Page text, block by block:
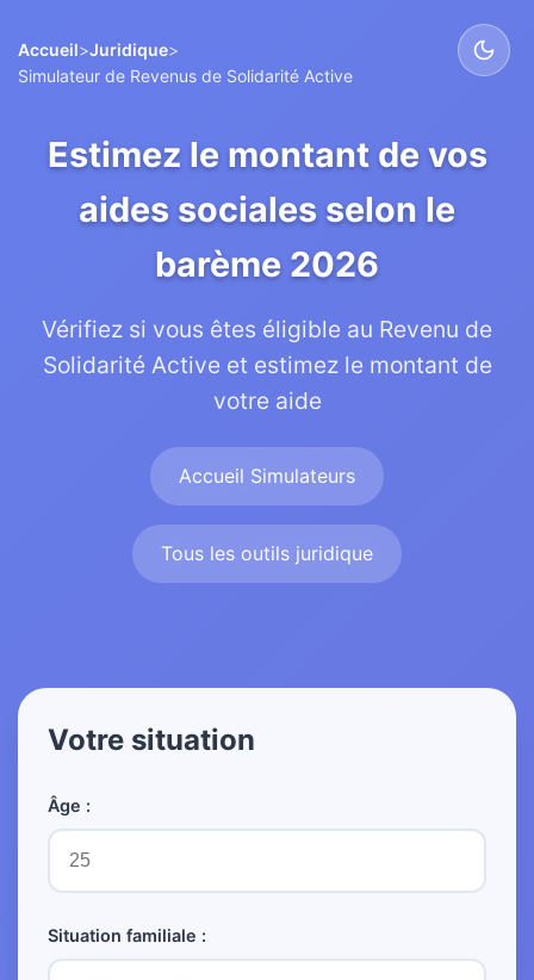
Accueil>Juridique>
Simulateur de Revenus de Solidarité Active
Estimez le montant de vos
aides sociales selon le
barème 2026
Vérifiez si vous êtes éligible au Revenu de
Solidarité Active et estimez le montant de
votre aide
Accueil Simulateurs
Tous les outils juridique
Votre situation
Âge :
Situation familiale :